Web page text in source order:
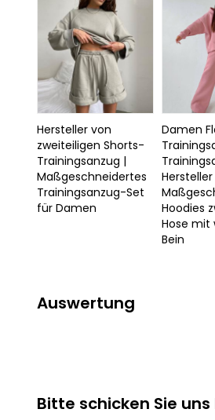
Hersteller von
zweiteiligen Shorts-
Trainingsanzug |
Maßgeschneidertes
Trainingsanzug-Set
für Damen
Damen
Hersteller
Hoodies
Hose mit
Bein
Auswertung
Bitte schicken Sie